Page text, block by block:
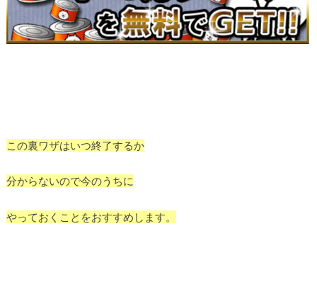
この裏ワザはいつ終了するか
分からないので今のうちに
やっておくことをおすすめします。